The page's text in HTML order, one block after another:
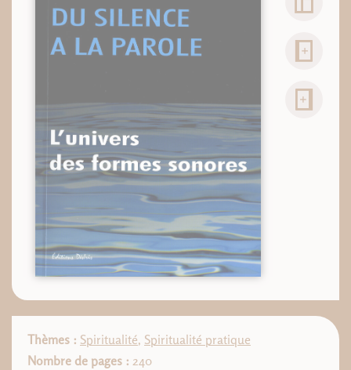
Thèmes : Spiritualité, Spiritualité pratique
Nombre de pages : 240